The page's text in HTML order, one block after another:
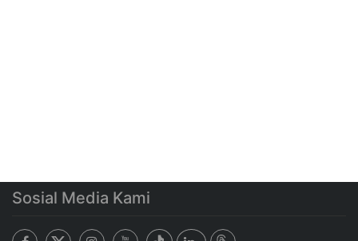
Sosial Media Kami